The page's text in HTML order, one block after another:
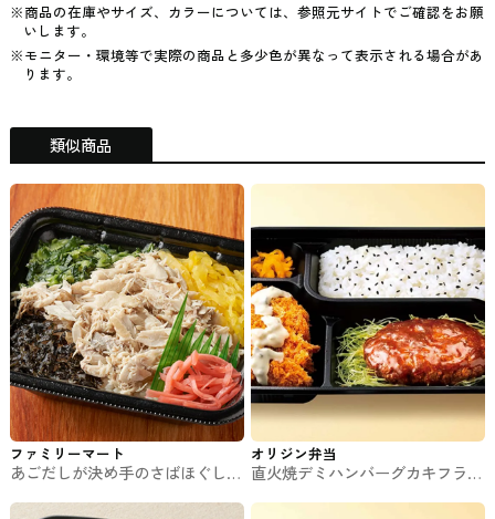
※商品の在庫やサイズ、カラーについては、参照元サイトでご確認をお願
いします。
※モニター・環境等で実際の商品と多少色が異なって表示される場合があ
ります。
類似商品
ファミリーマート
あごだしが決め手のさばほぐしご
オリジン弁当
直火焼デミハンバーグカキフライ